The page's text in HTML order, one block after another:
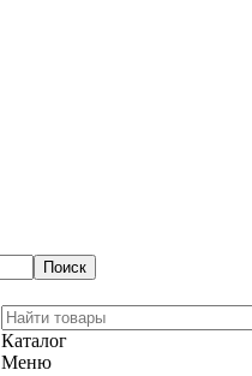
Каталог
Меню